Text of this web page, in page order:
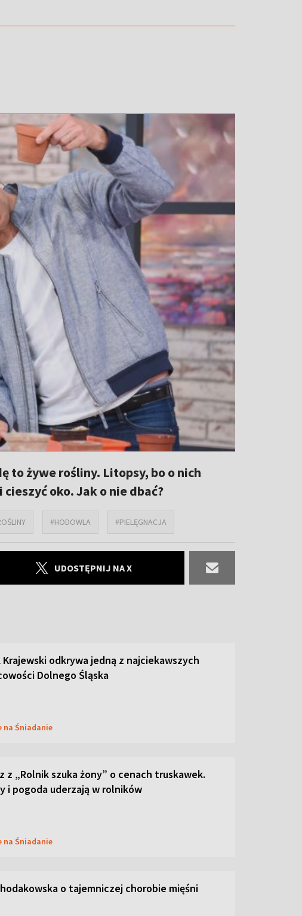
to żywe rośliny. Litopsy, bo o nich
oko. Jak o nie dbać?
#HODOWLA #PIELĘGNACJA
UDOSTĘPNIJ NA X
Krajewski odkrywa jedną z najciekawszych
Dolnego Śląska
na Śniadanie
z „Rolnik szuka żony” o cenach truskawek.
i pogoda uderzają w rolników
na Śniadanie
o tajemniczej chorobie mięśni